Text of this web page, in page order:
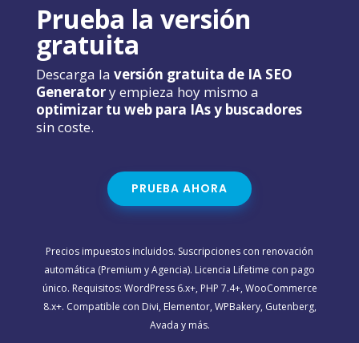
Prueba la versión
gratuita
Descarga la versión gratuita de IA SEO
Generatory empieza hoy mismo a
optimizar tu web para IAs y buscadores
sin coste.
PRUEBA AHORA
Precios impuestos incluidos. Suscripciones con renovación
automática (Premium y Agencia). Licencia Lifetime con pago
único. Requisitos: WordPress 6.x+, PHP 7.4+, WooCommerce
8.x+. Compatible con Divi, Elementor, WPBakery, Gutenberg,
Avada y más.